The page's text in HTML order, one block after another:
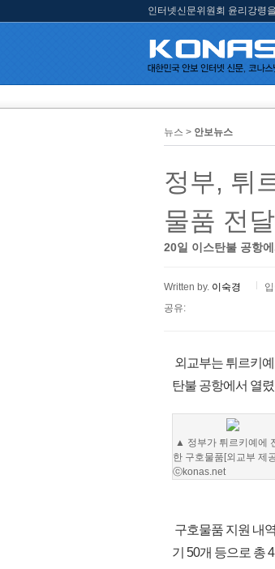
인터넷신문위원회 윤리강령
뉴스 > 안보뉴스
정부, 튀
물품 전달
20일 이스탄불 공항
Written by. 이숙경
공유:
외교부는 튀르키
탄불 공항에서 열
▲ 정부가 튀르키예에
한 구호물품[외교부 제
ⓒkonas.net
구호물품 지원 내
기 50개 등으로 총